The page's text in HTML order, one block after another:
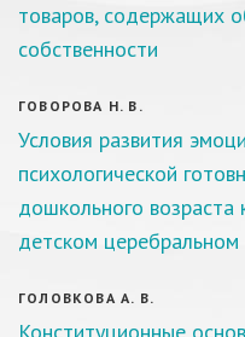
товаров, содержащих
собственности
ГОВОРОВА Н. В.
Условия развития
психологической
дошкольного
детском церебральном
ГОЛОВКОВА А. В.